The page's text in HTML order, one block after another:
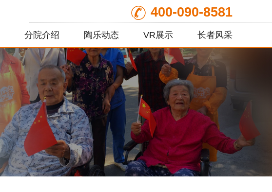
400-090-8581
分院介绍 陶乐动态 VR展示 长者风采